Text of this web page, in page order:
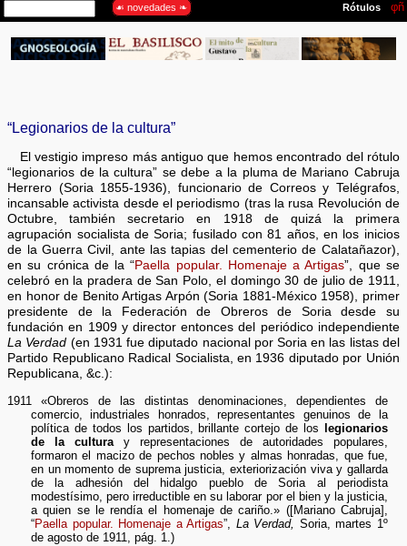
“Legionarios de la cultura”
El vestigio impreso más antiguo que hemos encontrado del rótulo
“legionarios de la cultura” se debe a la pluma de Mariano Cabruja
Herrero (Soria 1855-1936), funcionario de Correos y Telégrafos,
incansable activista desde el periodismo (tras la rusa Revolución de
Octubre, también secretario en 1918 de quizá la primera
agrupación socialista de Soria; fusilado con 81 años, en los inicios
de la Guerra Civil, ante las tapias del cementerio de Calatañazor),
en su crónica de la “Paella popular. Homenaje a Artigas”, que se
celebró en la pradera de San Polo, el domingo 30 de julio de 1911,
en honor de Benito Artigas Arpón (Soria 1881-México 1958), primer
presidente de la Federación de Obreros de Soria desde su
fundación en 1909 y director entonces del periódico independiente
La Verdad (en 1931 fue diputado nacional por Soria en las listas del
Partido Republicano Radical Socialista, en 1936 diputado por Unión
Republicana, &c.):
1911 «Obreros de las distintas denominaciones, dependientes de
comercio, industriales honrados, representantes genuinos de la
política de todos los partidos, brillante cortejo de los
legionarios
de la culturay representaciones de autoridades populares,
formaron el macizo de pechos nobles y almas honradas, que fue,
en un momento de suprema justicia, exteriorización viva y gallarda
de la adhesión del hidalgo pueblo de Soria al periodista
modestísimo, pero irreductible en su laborar por el bien y la justicia,
a quien se le rendía el homenaje de cariño.» ([Mariano Cabruja],
“Paella popular. Homenaje a Artigas”, La Verdad, Soria, martes 1º
de agosto de 1911, pág. 1.)